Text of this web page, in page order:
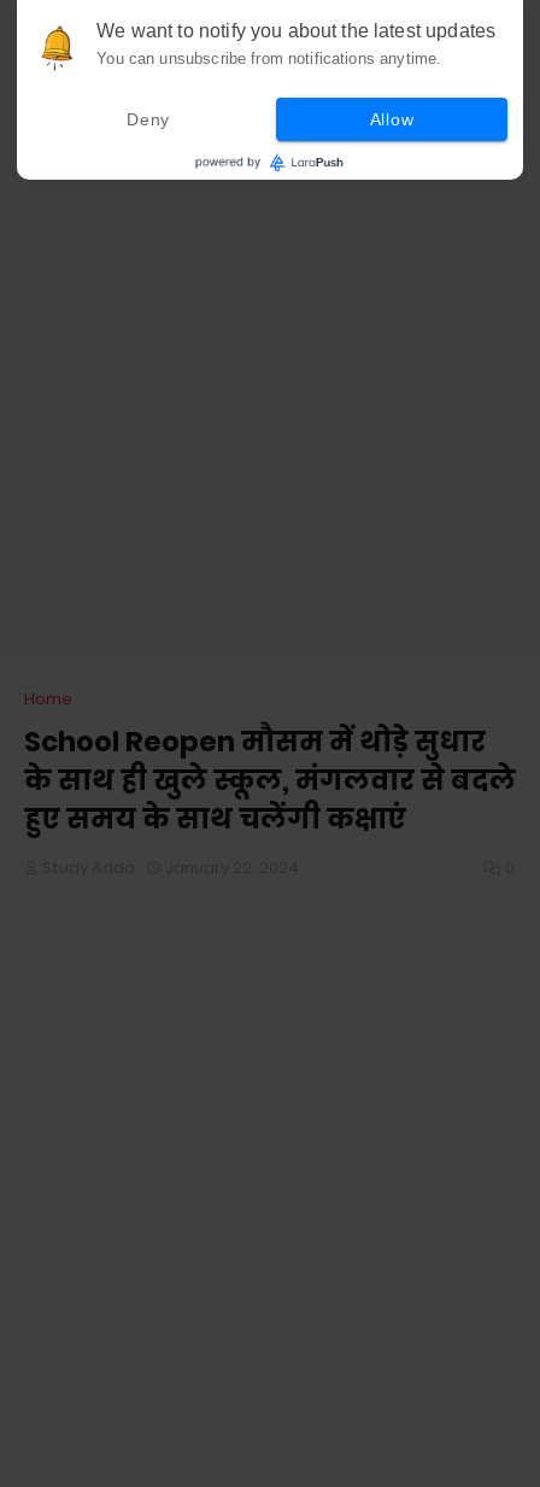
Home
School Reopen मौसम में थोड़े सुधार
के साथ ही खुले स्कूल, मंगलवार से बदले
हुए समय के साथ चलेंगी कक्षाएं
We want to notify you about the latest updates
You can unsubscribe from notifications anytime.
Deny Allow